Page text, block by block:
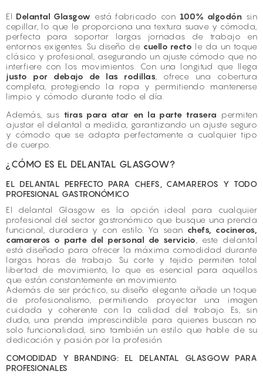
El Delantal Glasgow está fabricado con 100% algodón sin
cepillar, lo que le proporciona una textura suave y cómoda,
perfecta para soportar largas jornadas de trabajo en
entornos exigentes. Su diseño de cuello recto le da un toque
clásico y profesional, asegurando un ajuste cómodo que no
interfiere con los movimientos. Con una longitud que llega
justo por debajo de las rodillas , ofrece una cobertura
completa, protegiendo la ropa y permitiendo mantenerse
limpio y cómodo durante todo el día.
Además, sus tiras para atar en la parte trasera permiten
ajustar el delantal a medida, garantizando un ajuste seguro
y cómodo que se adapta perfectamente a cualquier tipo
de cuerpo.
¿CÓMO ES EL DELANTAL GLASGOW?
EL DELANTAL PERFECTO PARA CHEFS, CAMAREROS Y TODO
PROFESIONAL GASTRONÓMICO
El delantal Glasgow es la opción ideal para cualquier
profesional del sector gastronómico que busque una prenda
funcional, duradera y con estilo. Ya sean chefs, cocineros,
camareros o parte del personal de servicio
, este delantal
está diseñado para ofrecer la máxima comodidad durante
largas horas de trabajo. Su corte y tejido permiten total
libertad de movimiento, lo que es esencial para aquellos
que están constantemente en movimiento.
Además de ser práctico, su diseño elegante añade un toque
de profesionalismo, permitiendo proyectar una imagen
cuidada y coherente con la calidad del trabajo. Es, sin
duda, una prenda imprescindible para quienes buscan no
solo funcionalidad, sino también un estilo que hable de su
dedicación y pasión por la profesión.
COMODIDAD Y BRANDING: EL DELANTAL GLASGOW PARA
PROFESIONALES